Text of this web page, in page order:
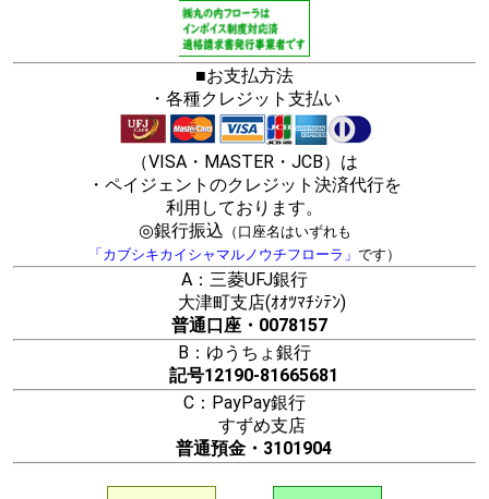
■お支払方法
・各種クレジット支払い
（VISA・MASTER・JCB）は
・ペイジェントのクレジット決済代行を
利用しております。
◎銀行振込 （口座名はいずれも
「カブシキカイシャマルノウチフローラ」 です）
A：三菱UFJ銀行
大津町支店(ｵｵﾂﾏﾁｼﾃﾝ)
普通口座・0078157
B：ゆうちょ銀行
記号12190-81665681
C：PayPay銀行
すずめ支店
普通預金・3101904